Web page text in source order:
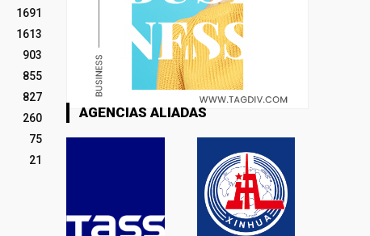
1691
1613
903
855
827
260
75
21
AGENCIAS ALIADAS